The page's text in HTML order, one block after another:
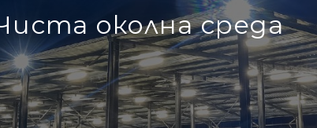
околна среда